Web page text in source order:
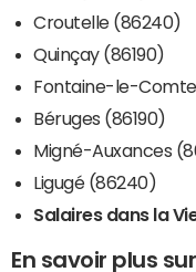
Croutelle (86240)
Quinçay (86190)
Fontaine-le-
Béruges (86190)
Migné-Auxances
Ligugé (86240)
Salaires dans la
En savoir plus